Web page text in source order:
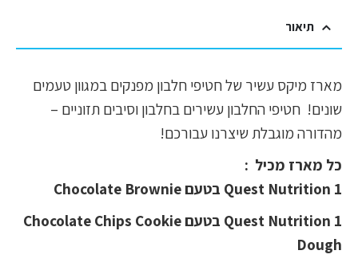
תיאור
מארז מיקס עשיר של חטיפי חלבון מפנקים במגוון טעמים
שונים! חטיפי החלבון עשירים בחלבון וסיבים תזוניים –
מהדורה מוגבלת שיצרנו עבורכם!
כל מארז מכיל :
1 Quest Nutrition בטעם Chocolate Brownie
1 Quest Nutrition בטעם Chocolate Chips Cookie
Dough